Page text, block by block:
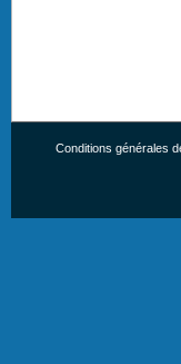
Conditions générales